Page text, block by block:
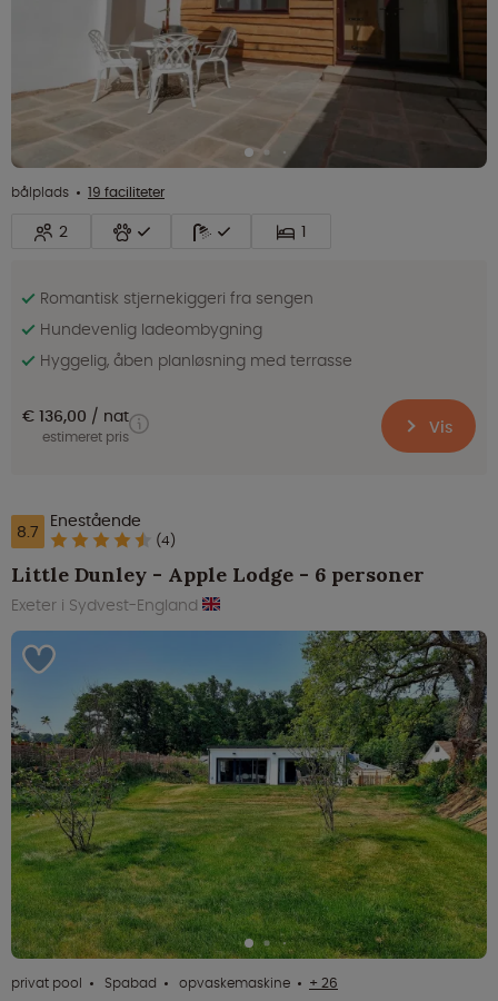
bålplads 19 faciliteter
2 1
Romantisk stjernekiggeri fra sengen
Hundevenlig ladeombygning
Hyggelig, åben planløsning med terrasse
€ 136,00 nat
estimeret pris Vis
8.7 Enestående
(4)
Little Dunley - Apple Lodge - 6 personer
Exeter i Sydvest-England
privat pool Spabad opvaskemaskine + 26